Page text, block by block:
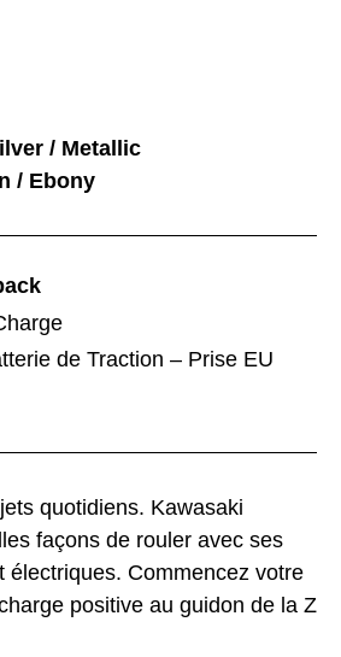
quotidiens. Kawasaki
façons de rouler avec ses
électriques. Commencez votre
positive au guidon de la Z
/ Metallic
/ Ebony
de Traction – Prise EU